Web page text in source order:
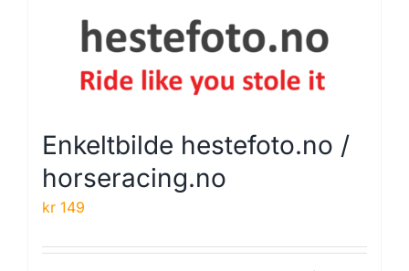
Enkeltbilde hestefoto.no /
horseracing.no
kr 149